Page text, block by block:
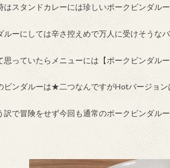
はスタンドカレーには珍しいポークビンダル
ルーにしては辛さ控えめで万人に受けそうな
思っていたらメニューには【ポークビンダル
ビンダルーは★二つなんですがHotバージョ
訳で冒険をせず今回も通常のポークビンダル